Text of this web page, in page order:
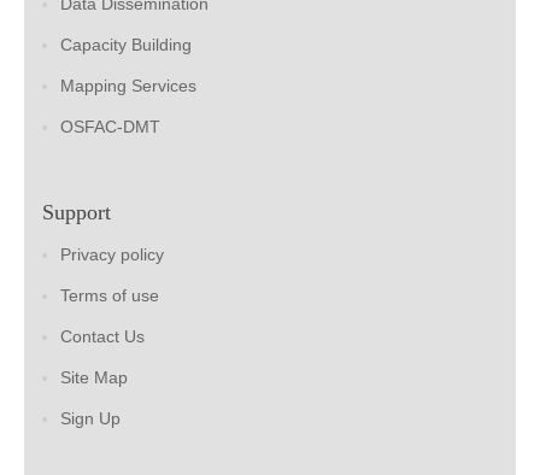
Capacity Building
Mapping Services
OSFAC-DMT
Support
Privacy policy
Terms of use
Contact Us
Site Map
Sign Up